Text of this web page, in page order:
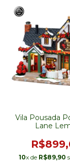
Vila Pousada
Lane
10x de R$89,90